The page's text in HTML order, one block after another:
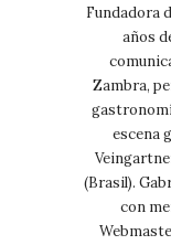
Fundadora
años
Zambra,
escena
(Brasil).
con